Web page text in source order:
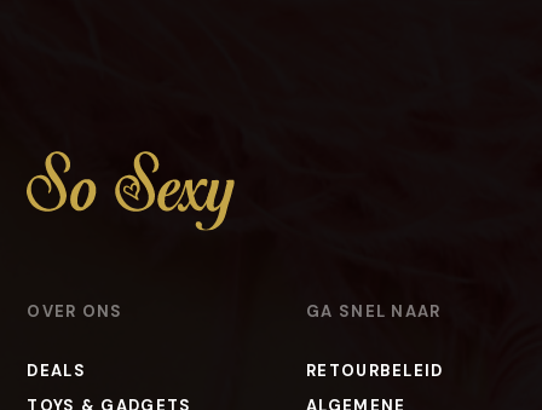
OVER ONS
DEALS
GA SNEL NAAR
RETOURBELEID